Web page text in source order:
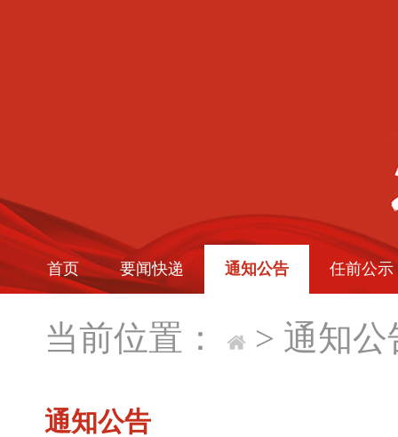
首页 要闻快递 通知公告 任前公示
当前位置： > 通知公
通知公告